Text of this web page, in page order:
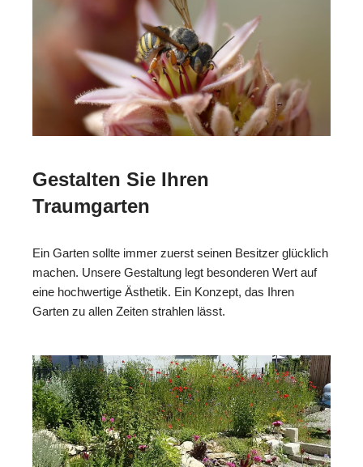
Gestalten Sie Ihren
Traumgarten
Ein Garten sollte immer zuerst seinen Besitzer glücklich
machen. Unsere Gestaltung legt besonderen Wert auf
eine hochwertige Ästhetik. Ein Konzept, das Ihren
Garten zu allen Zeiten strahlen lässt.